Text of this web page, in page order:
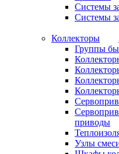
Системы
Системы
Коллекторы
Группы
приводы
Узлы